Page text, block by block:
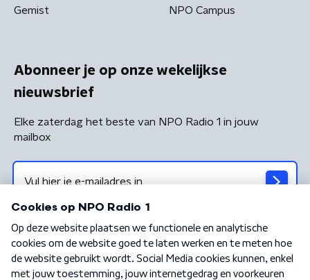
Gemist NPO Campus
Abonneer je op onze wekelijkse
nieuwsbrief
Elke zaterdag het beste van NPO Radio 1 in jouw
mailbox
Algemene voorwaarden